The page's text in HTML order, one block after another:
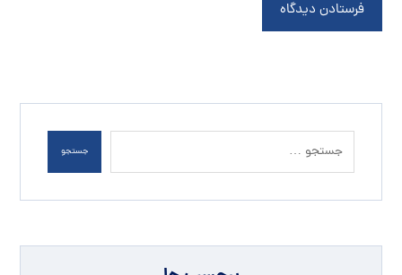
خرید نمک آبی خرید نمک اسبی خرید نمک اپسوم
خرید نمک تصفیه شده خرید نمک صنعتی
سنگ نمک آبی سنگ نمک صادراتی